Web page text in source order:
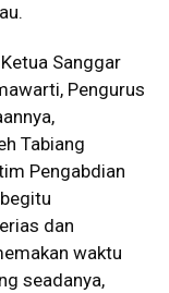
Sanggar
Pengurus
Tabiang
Pengabdian
dan
waktu
seadanya,